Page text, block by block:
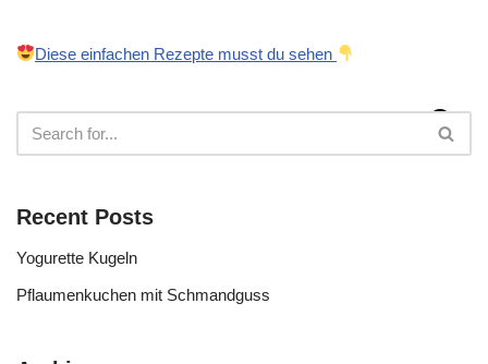
Diese einfachen Rezepte musst du sehen
Recent Posts
Yogurette Kugeln
Pflaumenkuchen mit Schmandguss